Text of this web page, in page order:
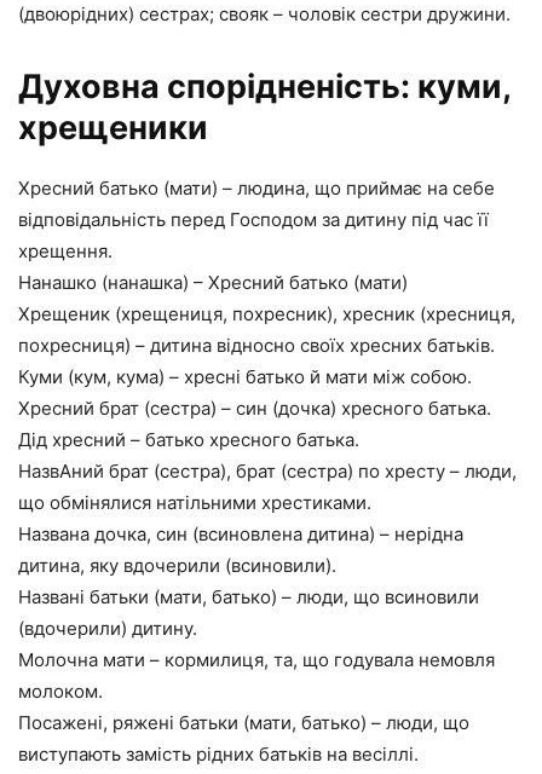
(двоюрідних) сестрах; свояк – чоловік сестри дружини.
Духовна спорідненість: куми,
хрещеники
Хресний батько (мати) – людина, що приймає на себе
відповідальність перед Господом за дитину під час її
хрещення.
Нанашко (нанашка) – Хресний батько (мати)
Хрещеник (хрещениця, похресник), хресник (хресниця,
похресниця) – дитина відносно своїх хресних батьків.
Куми (кум, кума) – хресні батько й мати між собою.
Хресний брат (сестра) – син (дочка) хресного батька.
Дід хресний – батько хресного батька.
НазвАний брат (сестра), брат (сестра) по хресту – люди,
що обмінялися натільними хрестиками.
Названа дочка, син (всиновлена дитина) – нерідна
дитина, яку вдочерили (всиновили).
Названі батьки (мати, батько) – люди, що всиновили
(вдочерили) дитину.
Молочна мати – кормилиця, та, що годувала немовля
молоком.
Посажені, ряжені батьки (мати, батько) – люди, що
виступають замість рідних батьків на весіллі.